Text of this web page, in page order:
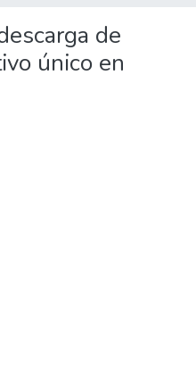
de
único en